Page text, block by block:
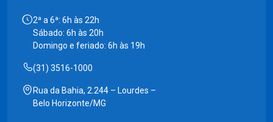
2ª a 6ª: 6h às 22h
Sábado: 6h às 20h
Domingo e feriado: 6h às 19h
(31) 3516-1000
Rua da Bahia, 2.244 – Lourdes –
Belo Horizonte/MG